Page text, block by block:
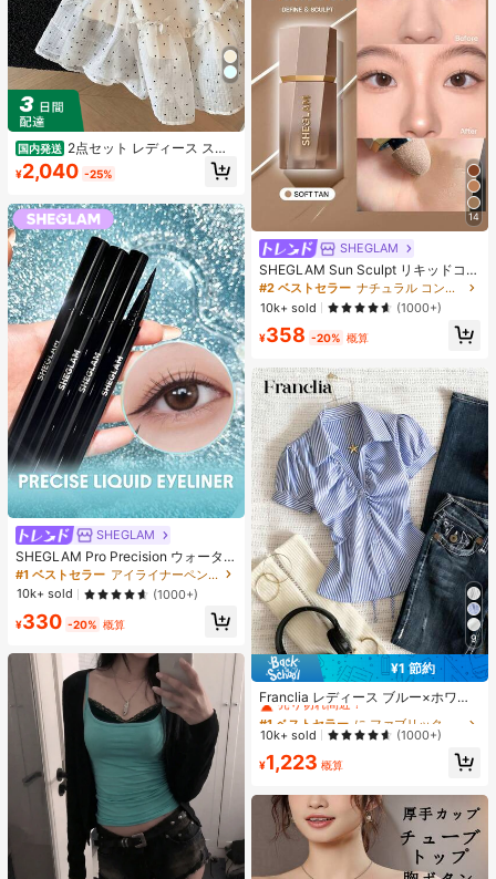
国内発送 2点セット レディース スイ
ートスタイル 水玉模様 メッシュ フ
リル パフスリーブ クロップトップ
ップス 半袖 ドット柄 ショート丈 透
け感 シースルー ガーリー 大人可愛
い フェミニン 春夏
¥2,040 -25%
SHEGLAM
SHEGLAM Pro Precision ウォータ
ープルーフリキッドアイライナー-Bl
ack 女性と女の子のためのブランド
ビューティーコスメメイクアップ
#1 ベストセラー
アイライナーペンシル アイライナー
10k+ sold
(1000+)
¥330 -20% 概算
14
SHEGLAM
SHEGLAM Sun Sculpt リキッドコン
ター-Soft Tan ノーズシャドウ シェ
ーディング 女性と女の子のためのブ
ランドビューティーコスメメイクア
ップ
#2 ベストセラー
ナチュラル コントゥア＆ブロンザー
10k+ sold
(1000+)
¥358 -20% 概算
9
¥1 節約
Franclia レディース ブルー×ホワイ
ト ストライプ ボタン付きシャーリン
グ Vネックシャツ 夏向け エフォート
レスシック ブラウス 通学・新学期向
け 春カジュアル
#1 ベストセラー
に ファブリック 柔らかなオフィスブラウス
売り切れ間近！
#1 ベストセラー
売り切れ間近！
#1 ベストセラー
売り切れ間近！
#1 ベストセラー
に ファブリック 柔らかなオフィスブラウス
売り切れ間近！
10k+ sold (1000+)
¥1,223 概算